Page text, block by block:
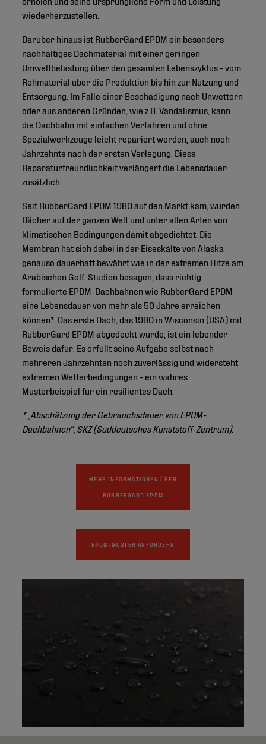
wiederherzustellen.
Darüber hinaus ist RubberGard EPDM ein besonders
nachhaltiges Dachmaterial mit einer geringen
Umweltbelastung über den gesamten Lebenszyklus - vom
Rohmaterial über die Produktion bis hin zur Nutzung und
Entsorgung. Im Falle einer Beschädigung nach Unwettern
oder aus anderen Gründen, wie z.B. Vandalismus, kann
die Dachbahn mit einfachen Verfahren und ohne
Spezialwerkzeuge leicht repariert werden, auch noch
Jahrzehnte nach der ersten Verlegung. Diese
Reparaturfreundlichkeit verlängert die Lebensdauer
zusätzlich.
Seit RubberGard EPDM 1980 auf den Markt kam, wurden
Dächer auf der ganzen Welt und unter allen Arten von
klimatischen Bedingungen damit abgedichtet. Die
Membran hat sich dabei in der Eiseskälte von Alaska
genauso dauerhaft bewährt wie in der extremen Hitze am
Arabischen Golf. Studien besagen, dass richtig
formulierte EPDM-Dachbahnen wie RubberGard EPDM
eine Lebensdauer von mehr als 50 Jahre erreichen
können*. Das erste Dach, das 1980 in Wisconsin (USA) mit
RubberGard EPDM abgedeckt wurde, ist ein lebender
Beweis dafür. Es erfüllt seine Aufgabe selbst nach
mehreren Jahrzehnten noch zuverlässig und widersteht
extremen Wetterbedingungen - ein wahres
Musterbeispiel für ein resilientes Dach.
* „Abschätzung der Gebrauchsdauer von EPDM-
Dachbahnen“, SKZ (Süddeutsches Kunststoff-Zentrum).
MEHR INFORMATIONEN ÜBER
RUBBERGARD EPDM
EPDM-MUSTER ANFORDERN